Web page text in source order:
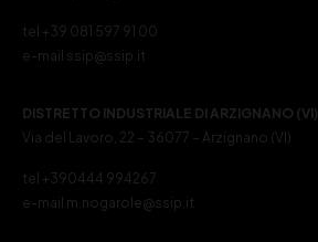
tel +39 081 597 91 00
e-mail ssip@ssip.it
DISTRETTO INDUSTRIALE DI ARZIGNANO (VI)
Via del Lavoro, 22 – 36077 – Arzignano (VI)
tel +390444 994267
e-mail m.nogarole@ssip.it